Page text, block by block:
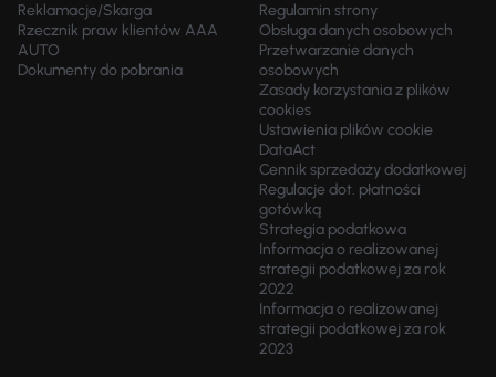
Reklamacje/Skarga
Rzecznik praw klientów AAA
AUTO
Dokumenty do pobrania
Regulamin strony
Obsługa danych osobowych
Przetwarzanie danych
osobowych
Zasady korzystania z plików
cookies
Ustawienia plików cookie
DataAct
Cennik sprzedaży dodatkowej
Regulacje dot. płatności
gotówką
Strategia podatkowa
Informacja o realizowanej
strategii podatkowej za rok
2022
Informacja o realizowanej
strategii podatkowej za rok
2023